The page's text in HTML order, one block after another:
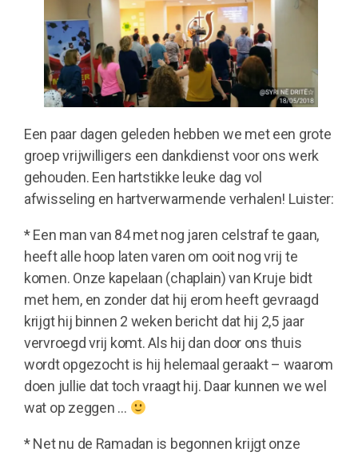
Een paar dagen geleden hebben we met een grote
groep vrijwilligers een dankdienst voor ons werk
gehouden. Een hartstikke leuke dag vol
afwisseling en hartverwarmende verhalen! Luister:
* Een man van 84 met nog jaren celstraf te gaan,
heeft alle hoop laten varen om ooit nog vrij te
komen. Onze kapelaan (chaplain) van Kruje bidt
met hem, en zonder dat hij erom heeft gevraagd
krijgt hij binnen 2 weken bericht dat hij 2,5 jaar
vervroegd vrij komt. Als hij dan door ons thuis
wordt opgezocht is hij helemaal geraakt – waarom
doen jullie dat toch vraagt hij. Daar kunnen we wel
wat op zeggen …
* Net nu de Ramadan is begonnen krijgt onze